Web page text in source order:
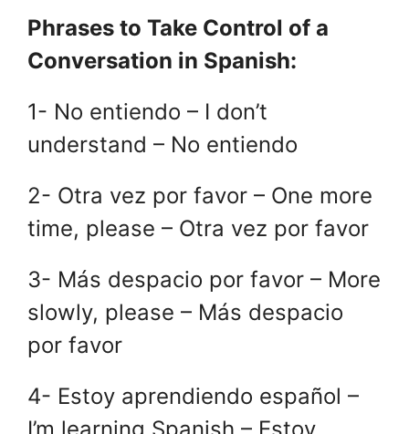
Phrases to Take Control of a
Conversation in Spanish:
1- No entiendo – I don’t
understand – No entiendo
2- Otra vez por favor – One more
time, please – Otra vez por favor
3- Más despacio por favor – More
slowly, please – Más despacio
por favor
4- Estoy aprendiendo español –
I’m learning Spanish – Estoy